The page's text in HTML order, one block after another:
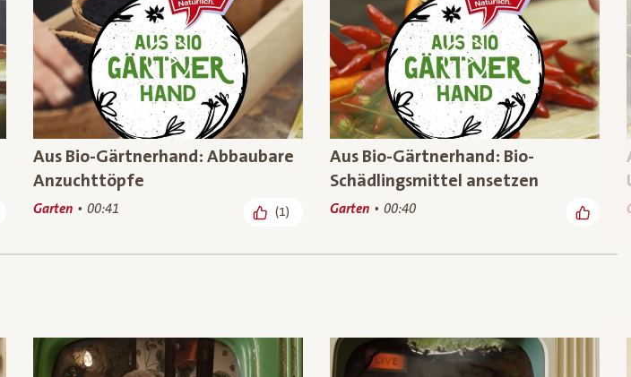
Aus Bio-Gärtnerhand: Abbaubare
Anzuchttöpfe
Garten 00:41 (1)
Aus Bio-Gärtnerhand: Bio-
Schädlingsmittel ansetzen
Garten 00:40